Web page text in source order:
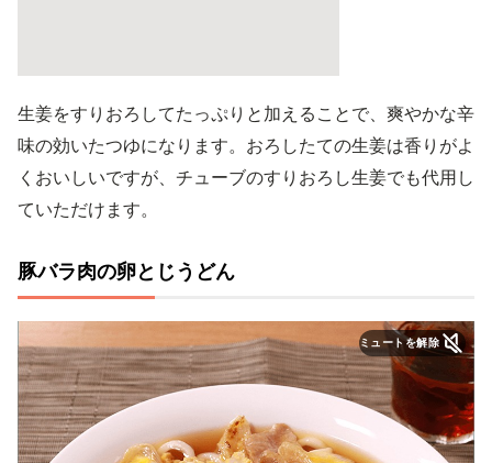
生姜をすりおろしてたっぷりと加えることで、爽やかな辛
味の効いたつゆになります。おろしたての生姜は香りがよ
くおいしいですが、チューブのすりおろし生姜でも代用し
ていただけます。
豚バラ肉の卵とじうどん
ミュートを解除